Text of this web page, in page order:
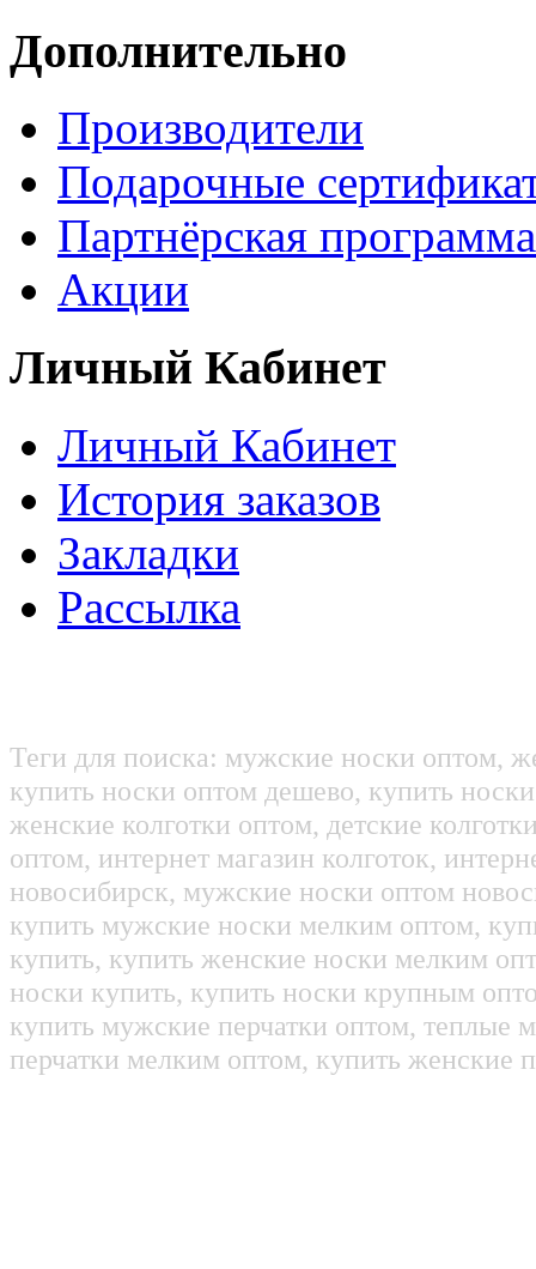
Дополнительно
Производители
Подарочные
Партнёрская программа
Акции
Личный Кабинет
Личный Кабинет
История заказов
Закладки
Рассылка
Теги для поиска: мужские носки оптом,
купить носки оптом дешево, купить
женские колготки оптом, детские
оптом, интернет магазин колготок,
новосибирск, мужские носки оптом
купить мужские носки мелким оптом,
купить, купить женские носки мелким
носки купить, купить носки крупным
купить мужские перчатки оптом, теплые
перчатки мелким оптом, купить женские